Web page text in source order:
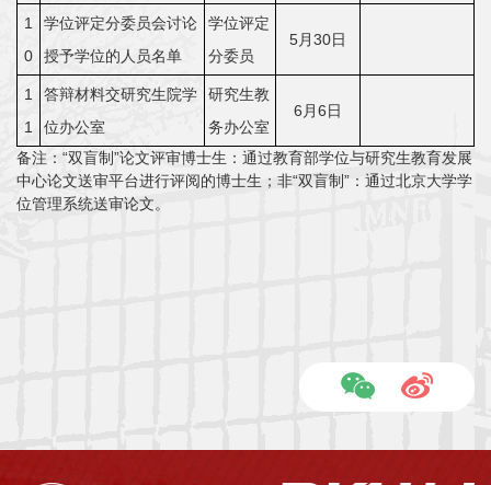
1
0
学位评定分委员会讨论
授予学位的人员名单
学位评定
分委员
5月30日
1
1
答辩材料交研究生院学
位办公室
研究生教
务办公室
6月6日
备注： “双盲制”论文评审博士生：通过教育部学位与研究生教育发展
中心论文送审平台进行评阅的博士生 ； 非“双盲制” ：通过北京大学学
位管理系统送审论文。